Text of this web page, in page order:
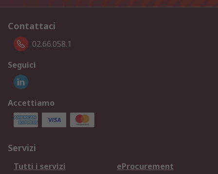
Contattaci
02.66.058.1
Seguici
Accettiamo
Servizi
Tutti i servizi
eProcurement